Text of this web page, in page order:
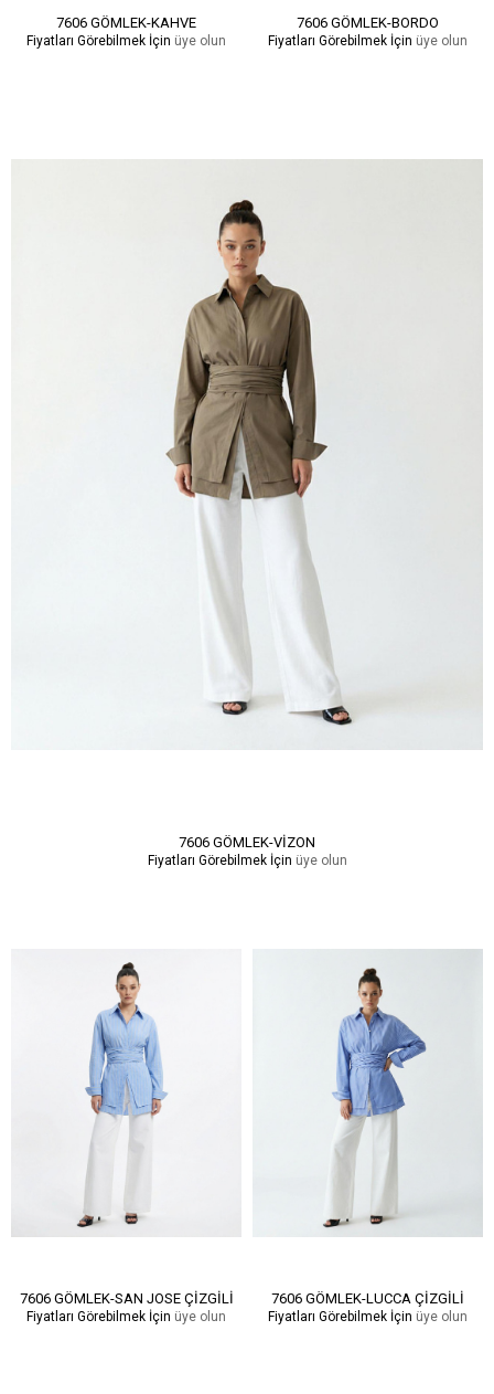
7606 GÖMLEK-KAHVE
Fiyatları Görebilmek İçin üye olun
7606 GÖMLEK-BORDO
Fiyatları Görebilmek İçin üye olun
7606 GÖMLEK-VİZON
Fiyatları Görebilmek İçin üye olun
7606 GÖMLEK-SAN JOSE ÇİZGİLİ
Fiyatları Görebilmek İçin üye olun
7606 GÖMLEK-LUCCA ÇİZGİLİ
Fiyatları Görebilmek İçin üye olun